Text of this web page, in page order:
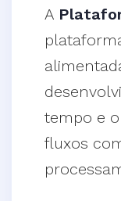
A
tempo e
fluxos